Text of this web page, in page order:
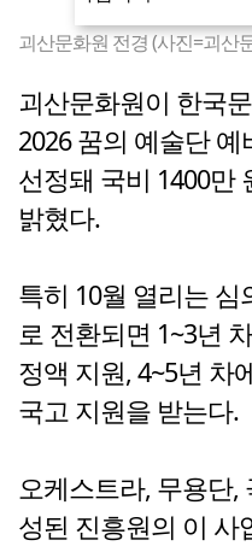
괴산문화원 전경 (사진=괴산
괴산문화원이 한국
2026 꿈의 예술단
선정돼 국비 1400만
밝혔다.
특히 10월 열리는
로 전환되면 1~3년
정액 지원, 4~5년 차
국고 지원을 받는다.
오케스트라, 무용단,
성된 진흥원의 이 사